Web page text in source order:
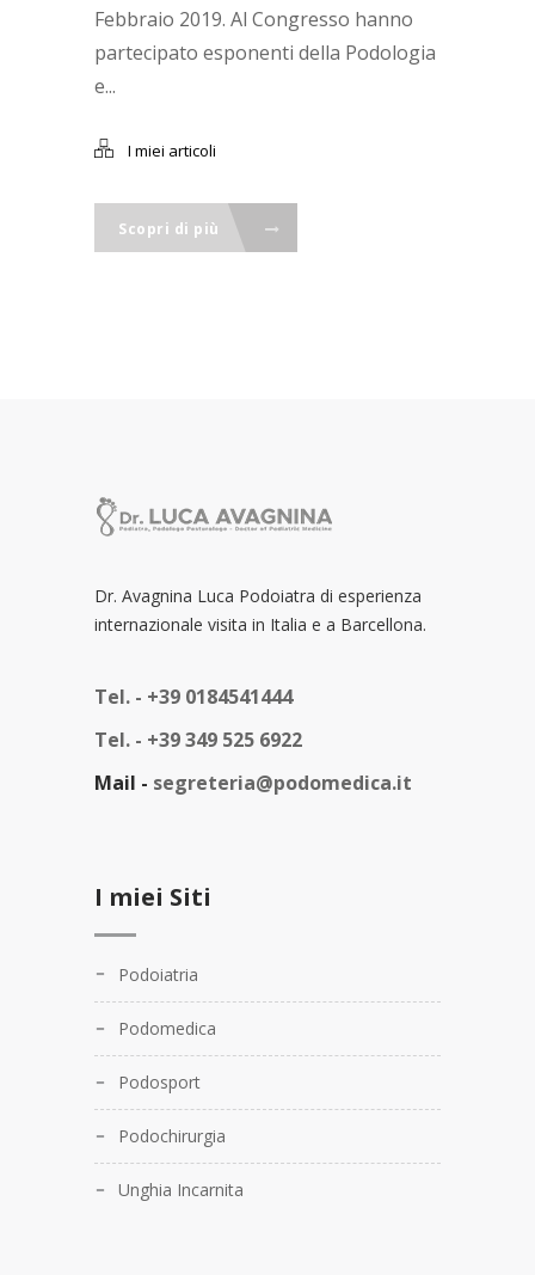
Febbraio 2019. Al Congresso hanno
partecipato esponenti della Podologia
e...
I miei articoli
Scopri di più
Dr. Avagnina Luca Podoiatra di esperienza
internazionale visita in Italia e a Barcellona.
Tel. - +39 0184541444
Tel. - +39 349 525 6922
Mail - segreteria@podomedica.it
I miei Siti
Podoiatria
Podomedica
Podosport
Podochirurgia
Unghia Incarnita